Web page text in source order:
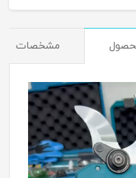
مشخصات